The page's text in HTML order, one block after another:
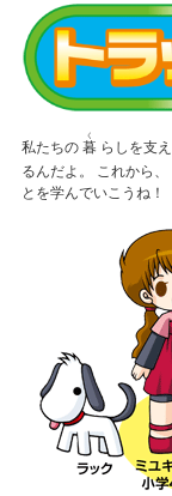
私たちの 暮
く
らしを支
るんだよ。 これから、
とを学んでいこうね！